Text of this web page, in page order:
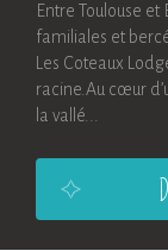
Entre Toulouse et
familiales et
Les Coteaux
racine.Au cœur
la vallé...